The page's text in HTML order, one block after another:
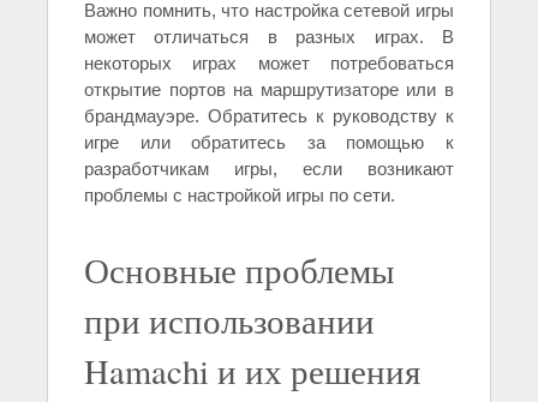
Важно помнить, что настройка сетевой игры
может отличаться в разных играх. В
некоторых играх может потребоваться
открытие портов на маршрутизаторе или в
брандмауэре. Обратитесь к руководству к
игре или обратитесь за помощью к
разработчикам игры, если возникают
проблемы с настройкой игры по сети.
Основные проблемы
при использовании
Hamachi и их решения